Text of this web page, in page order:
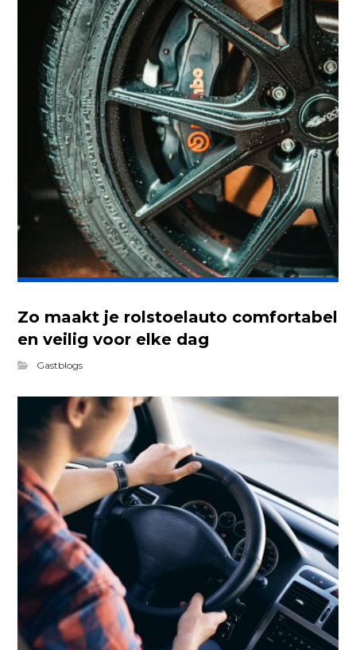
Zo maakt je rolstoelauto comfortabel
en veilig voor elke dag
Gastblogs